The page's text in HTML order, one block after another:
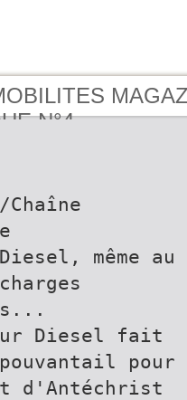
N°4
Chaîne
même au
Diesel fait
pour
d'Antéchrist